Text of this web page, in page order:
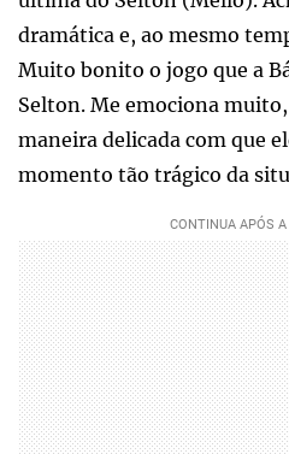
dramática e, ao mesmo
Muito bonito o jogo que a
Selton. Me emociona
maneira delicada com que
momento tão trágico da